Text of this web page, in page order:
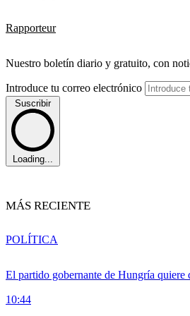
Rapporteur
Nuestro boletín diario y gratuito, con
Introduce tu correo electrónico
Suscribir
Loading...
MÁS RECIENTE
El partido gobernante de Hungría quiere
10:44
POLÍTICA